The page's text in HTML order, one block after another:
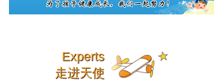
Experts
走进天使